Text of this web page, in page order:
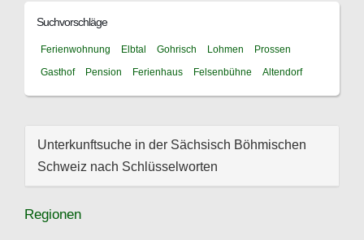
Suchvorschläge
Ferienwohnung Elbtal Gohrisch Lohmen
Prossen
Gasthof
Pension Ferienhaus Felsenbühne Altendorf
Unterkunftsuche in der Sächsisch Böhmischen
Schweiz nach Schlüsselworten
Regionen